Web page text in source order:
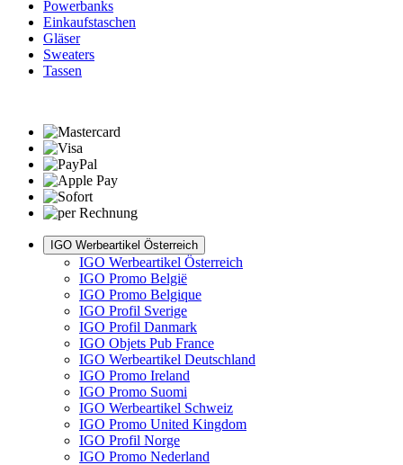
Powerbanks
Einkaufstaschen
Gläser
Sweaters
Tassen
IGO Werbeartikel Österreich
IGO Werbeartikel Österreich
IGO Promo België
IGO Promo Belgique
IGO Profil Sverige
IGO Profil Danmark
IGO Objets Pub France
IGO Werbeartikel Deutschland
IGO Promo Ireland
IGO Promo Suomi
IGO Werbeartikel Schweiz
IGO Promo United Kingdom
IGO Profil Norge
IGO Promo Nederland